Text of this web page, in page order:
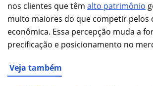
nos clientes que têm alto patrimônio
muito maiores do que competir pelos
econômica. Essa percepção muda a
precificação e posicionamento no
Veja também